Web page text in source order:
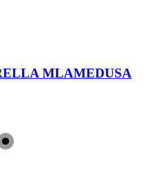
MLAMEDUSA